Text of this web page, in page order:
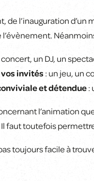
de l’inauguration
l’évènement.
concert, un DJ, un
invités : un jeu, un
et détendue:
l’animation
faut toutefois
toujours facile à